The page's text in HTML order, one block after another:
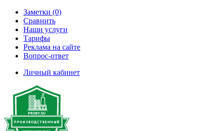
Заметки (0)
Сравнить
Наши услуги
Тарифы
Реклама на сайте
Вопрос-ответ
Личный кабинет